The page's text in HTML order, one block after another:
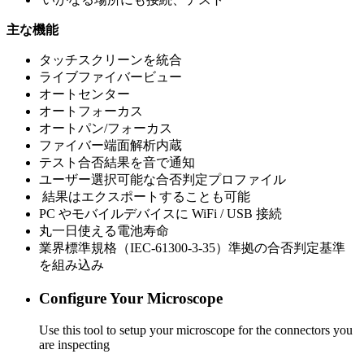
主な機能
タッチスクリーンを統合
ライブファイバービュー
オートセンター
オートフォーカス
オートパン/フォーカス
ファイバー端面解析内蔵
テスト合否結果を音で通知
ユーザー選択可能な合否判定プロファイル
結果はエクスポートすることも可能
PC やモバイルデバイスに WiFi / USB 接続
丸一日使える電池寿命
業界標準規格（IEC-61300-3-35）準拠の合否判定基準
を組み込み
Configure Your Microscope
Use this tool to setup your microscope for the connectors you
are inspecting